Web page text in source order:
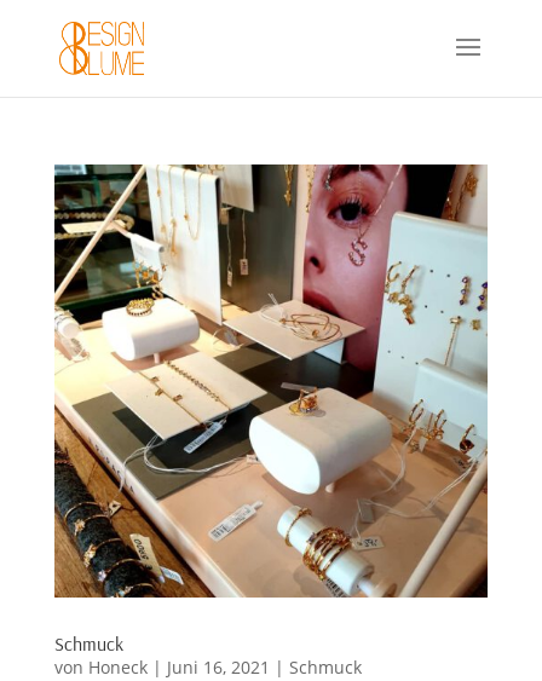
Schmuck
von Honeck| Juni 16, 2021 | Schmuck